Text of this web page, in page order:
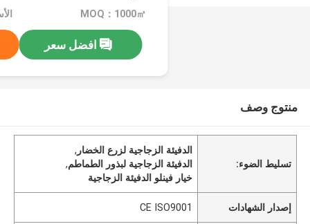
MOQ：1000㎡
افضل سعر
منتوج وصف
تسليط الضوء:
الدفيئة الزجاجية لزرع الخضار ,
الدفيئة الزجاجية لبذور الطماطم,
خيار فينلو الدفيئة الزجاجية
إصدار الشهادات CE ISO9001